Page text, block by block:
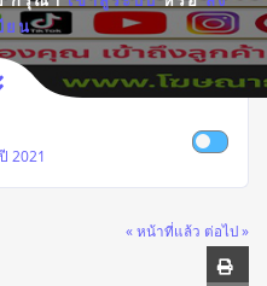
ยน
2021
« หน้าที่แล้ว ต่อไป »